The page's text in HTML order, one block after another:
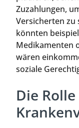
Zuzahlungen,
Versicherten zu
könnten
Medikamenten
wären
soziale
Die